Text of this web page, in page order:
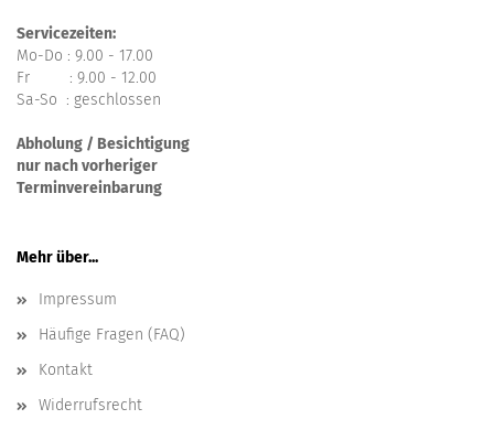
Servicezeiten:
Mo-Do : 9.00 - 17.00
Fr : 9.00 - 12.00
Sa-So : geschlossen
Abholung / Besichtigung
nur nach vorheriger
Terminvereinbarung
Mehr über...
Impressum
Häufige Fragen (FAQ)
Kontakt
Widerrufsrecht